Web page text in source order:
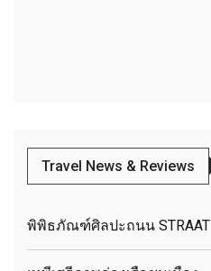
Travel News & Reviews
พิพิธภัณฑ์ศิลปะถนน STRAAT